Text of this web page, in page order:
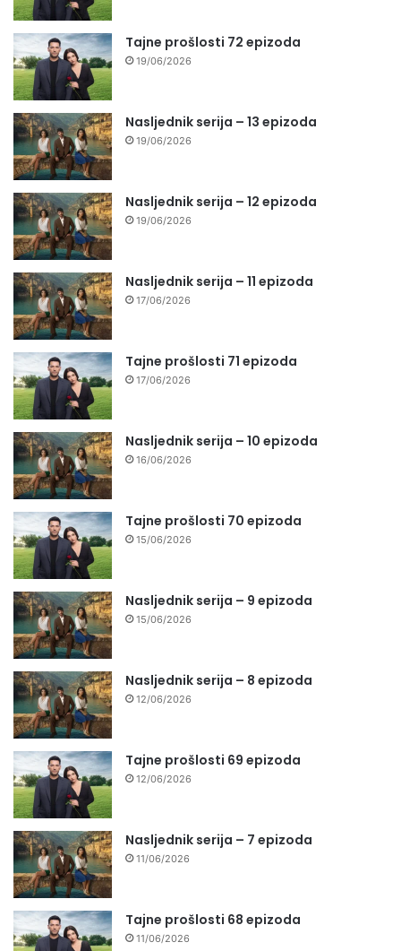
Tajne prošlosti 72 epizoda
19/06/2026
Nasljednik serija – 13 epizoda
19/06/2026
Nasljednik serija – 12 epizoda
19/06/2026
Nasljednik serija – 11 epizoda
17/06/2026
Tajne prošlosti 71 epizoda
17/06/2026
Nasljednik serija – 10 epizoda
16/06/2026
Tajne prošlosti 70 epizoda
15/06/2026
Nasljednik serija – 9 epizoda
15/06/2026
Nasljednik serija – 8 epizoda
12/06/2026
Tajne prošlosti 69 epizoda
12/06/2026
Nasljednik serija – 7 epizoda
11/06/2026
Tajne prošlosti 68 epizoda
11/06/2026